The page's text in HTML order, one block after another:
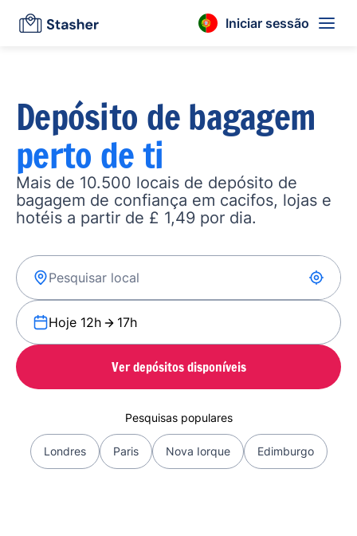
Iniciar sessão
Depósito de bagagem
perto de ti
Mais de 10.500 locais de depósito de
bagagem de confiança em cacifos, lojas e
hotéis a partir de £ 1,49 por dia.
Hoje 12h 17h
Ver depósitos disponíveis
Pesquisas populares
Londres Paris Nova Iorque Edimburgo